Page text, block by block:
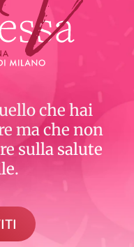
che hai
ma che non
sulla salute